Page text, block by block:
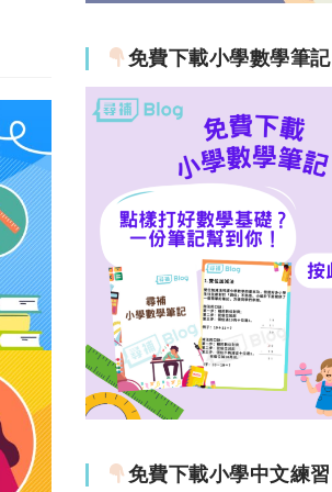
免費下載小學數學筆記
免費下載小學中文練習